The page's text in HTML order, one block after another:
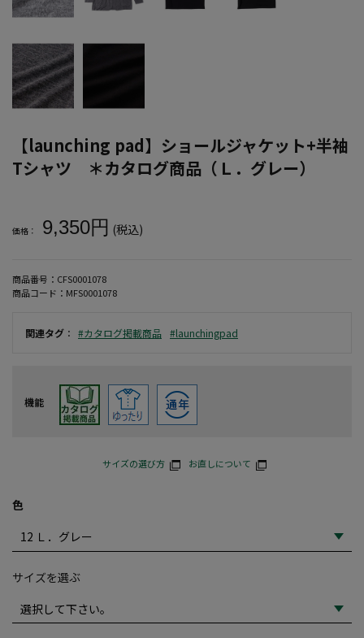
【launching pad】ショールジャケット+半袖
Tシャツ ＊カタログ商品（Ｌ．グレー）
価格： 9,350円 (税込)
商品番号： CFS0001078
商品コード： MFS0001078
関連タグ ： #カタログ掲載商品 #launchingpad
機能
サイズの選び方 お直しについて
色
サイズを選ぶ